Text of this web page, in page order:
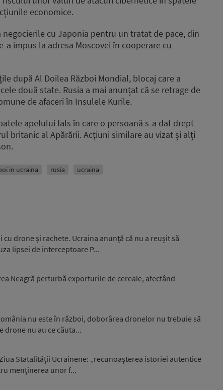
economice.
negocierile cu Japonia pentru un tratat de pace, din
impus la adresa Moscovei în cooperare cu
după Al Doilea Război Mondial, blocaj care a
două state. Rusia a mai anunțat că se retrage de
de afaceri în Insulele Kurile.
apelului fals în care o persoană s-a dat drept
britanic al Apărării. Acțiuni similare au vizat și alți
in ucraina rusia ucraina
cu drone și rachete. Ucraina anunță că nu a reușit să
lipsei de interceptoare P...
Neagră perturbă exporturile de cereale, afectând
nu este în război, doborârea dronelor nu trebuie să
drone nu au ce căuta...
Statalității Ucrainene: „recunoașterea istoriei autentice
menținerea unor f...